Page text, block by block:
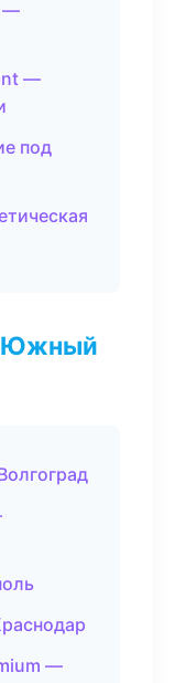
—
—
под
Южный
—